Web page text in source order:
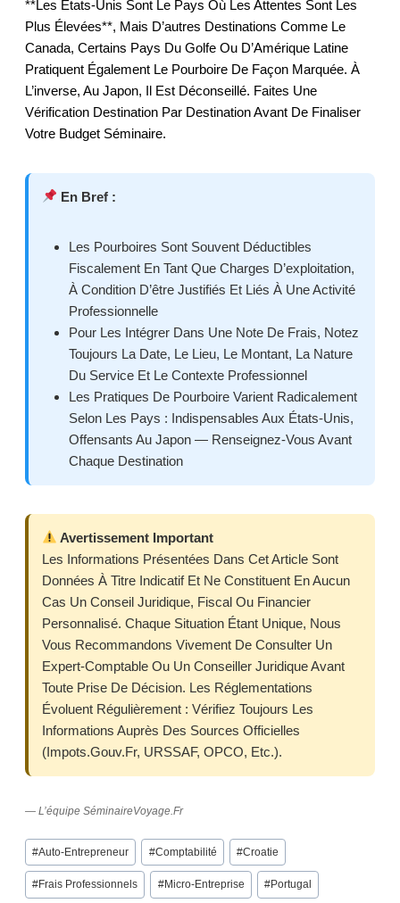
**Les États-Unis Sont Le Pays Où Les Attentes Sont Les
Plus Élevées**, Mais D’autres Destinations Comme Le
Canada, Certains Pays Du Golfe Ou D’Amérique Latine
Pratiquent Également Le Pourboire De Façon Marquée. À
L’inverse, Au Japon, Il Est Déconseillé. Faites Une
Vérification Destination Par Destination Avant De Finaliser
Votre Budget Séminaire.
En Bref :
Les Pourboires Sont Souvent Déductibles
Fiscalement En Tant Que Charges D’exploitation,
À Condition D’être Justifiés Et Liés À Une Activité
Professionnelle
Pour Les Intégrer Dans Une Note De Frais, Notez
Toujours La Date, Le Lieu, Le Montant, La Nature
Du Service Et Le Contexte Professionnel
Les Pratiques De Pourboire Varient Radicalement
Selon Les Pays : Indispensables Aux États-Unis,
Offensants Au Japon — Renseignez-Vous Avant
Chaque Destination
Avertissement Important
Les Informations Présentées Dans Cet Article Sont
Données À Titre Indicatif Et Ne Constituent En Aucun
Cas Un Conseil Juridique, Fiscal Ou Financier
Personnalisé. Chaque Situation Étant Unique, Nous
Vous Recommandons Vivement De Consulter Un
Expert-Comptable Ou Un Conseiller Juridique Avant
Toute Prise De Décision. Les Réglementations
Évoluent Régulièrement : Vérifiez Toujours Les
Informations Auprès Des Sources Officielles
(impots.gouv.fr, URSSAF, OPCO, Etc.).
— L’équipe SéminaireVoyage.fr
Post
Tags:
#Auto-Entrepreneur #Comptabilité #Croatie
#Frais Professionnels #Micro-Entreprise #Portugal